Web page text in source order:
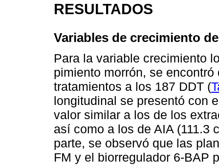
RESULTADOS
Variables de crecimiento
Para la variable crecimiento
pimiento morrón, se
tratamientos a los 187 DDT (
longitudinal se presentó con
valor similar a los de los
así como a los de AIA (111.3
parte, se observó que las
FM y el biorregulador 6-BAP